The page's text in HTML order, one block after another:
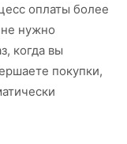
оплаты более
нужно
когда вы
покупки,